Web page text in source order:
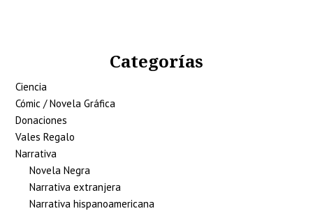
Categorías
Ciencia
Cómic / Novela Gráfica
Donaciones
Vales Regalo
Narrativa
Novela Negra
Narrativa extranjera
Narrativa hispanoamericana